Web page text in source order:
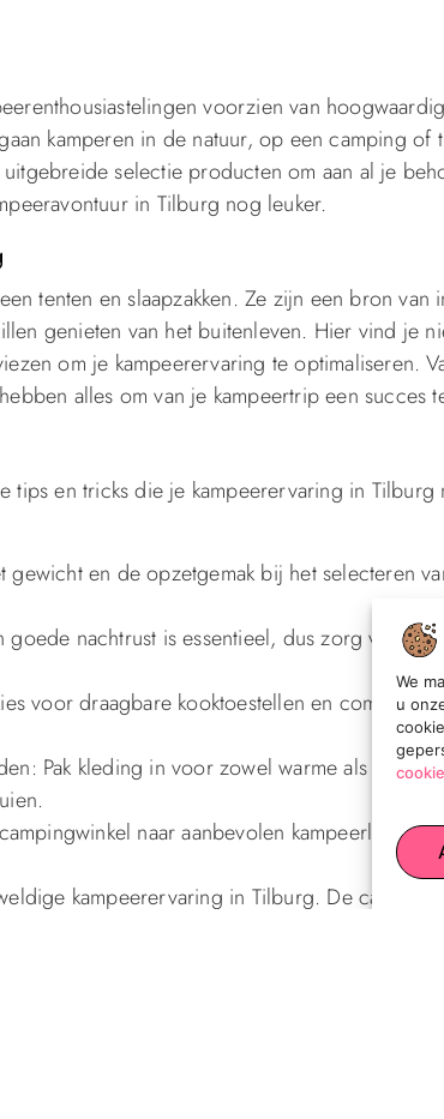
We
u
voorzien van
kamperen in de natuur, op een camping of
selectie producten om aan al je
in Tilburg nog leuker.
tenten en slaapzakken. Ze zijn een bron van
genieten van het buitenleven. Hier vind je
om je kampeerervaring te optimaliseren.
alles om van je kampeertrip een succes
tips en tricks die je kampeerervaring in Tilburg
en de opzetgemak bij het selecteren
nachtrust is essentieel, dus zorg voor een
voor draagbare kooktoestellen en compacte
Pak kleding in voor zowel warme als koude
naar aanbevolen
kampeerervaring in Tilburg. De